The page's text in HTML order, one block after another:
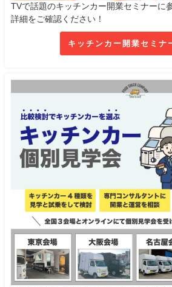
TVで話題のキッチンカー開業セミナーに
詳細をご確認ください！
キッチンカー開業セミナ